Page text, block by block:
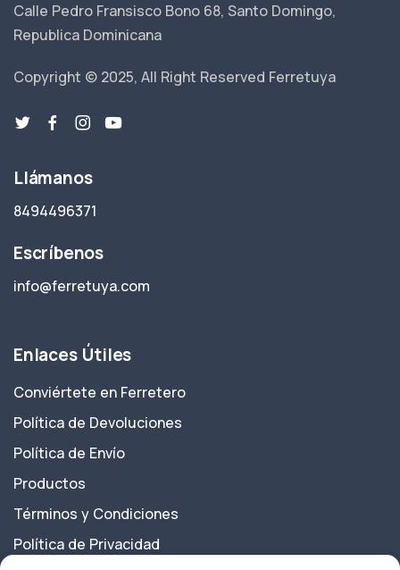
Calle Pedro Fransisco Bono 68, Santo Domingo,
Republica Dominicana
Copyright © 2025, All Right Reserved Ferretuya
Llámanos
8494496371
Escríbenos
info@ferretuya.com
Enlaces Útiles
Conviértete en Ferretero
Política de Devoluciones
Política de Envío
Productos
Términos y Condiciones
Política de Privacidad